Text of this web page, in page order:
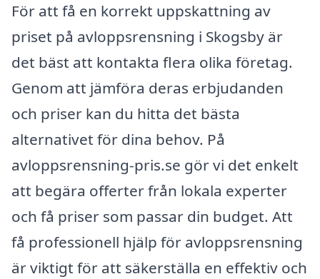
För att få en korrekt uppskattning av
priset på avloppsrensning i Skogsby är
det bäst att kontakta flera olika företag.
Genom att jämföra deras erbjudanden
och priser kan du hitta det bästa
alternativet för dina behov. På
avloppsrensning-pris.se gör vi det enkelt
att begära offerter från lokala experter
och få priser som passar din budget. Att
få professionell hjälp för avloppsrensning
är viktigt för att säkerställa en effektiv och